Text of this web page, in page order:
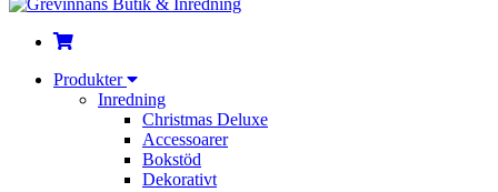
Produkter
Inredning
Christmas Deluxe
Accessoarer
Bokstöd
Dekorativt